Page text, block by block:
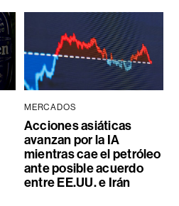
MERCADOS
Acciones asiáticas
avanzan por la IA
mientras cae el petróleo
ante posible acuerdo
entre EE.UU. e Irán